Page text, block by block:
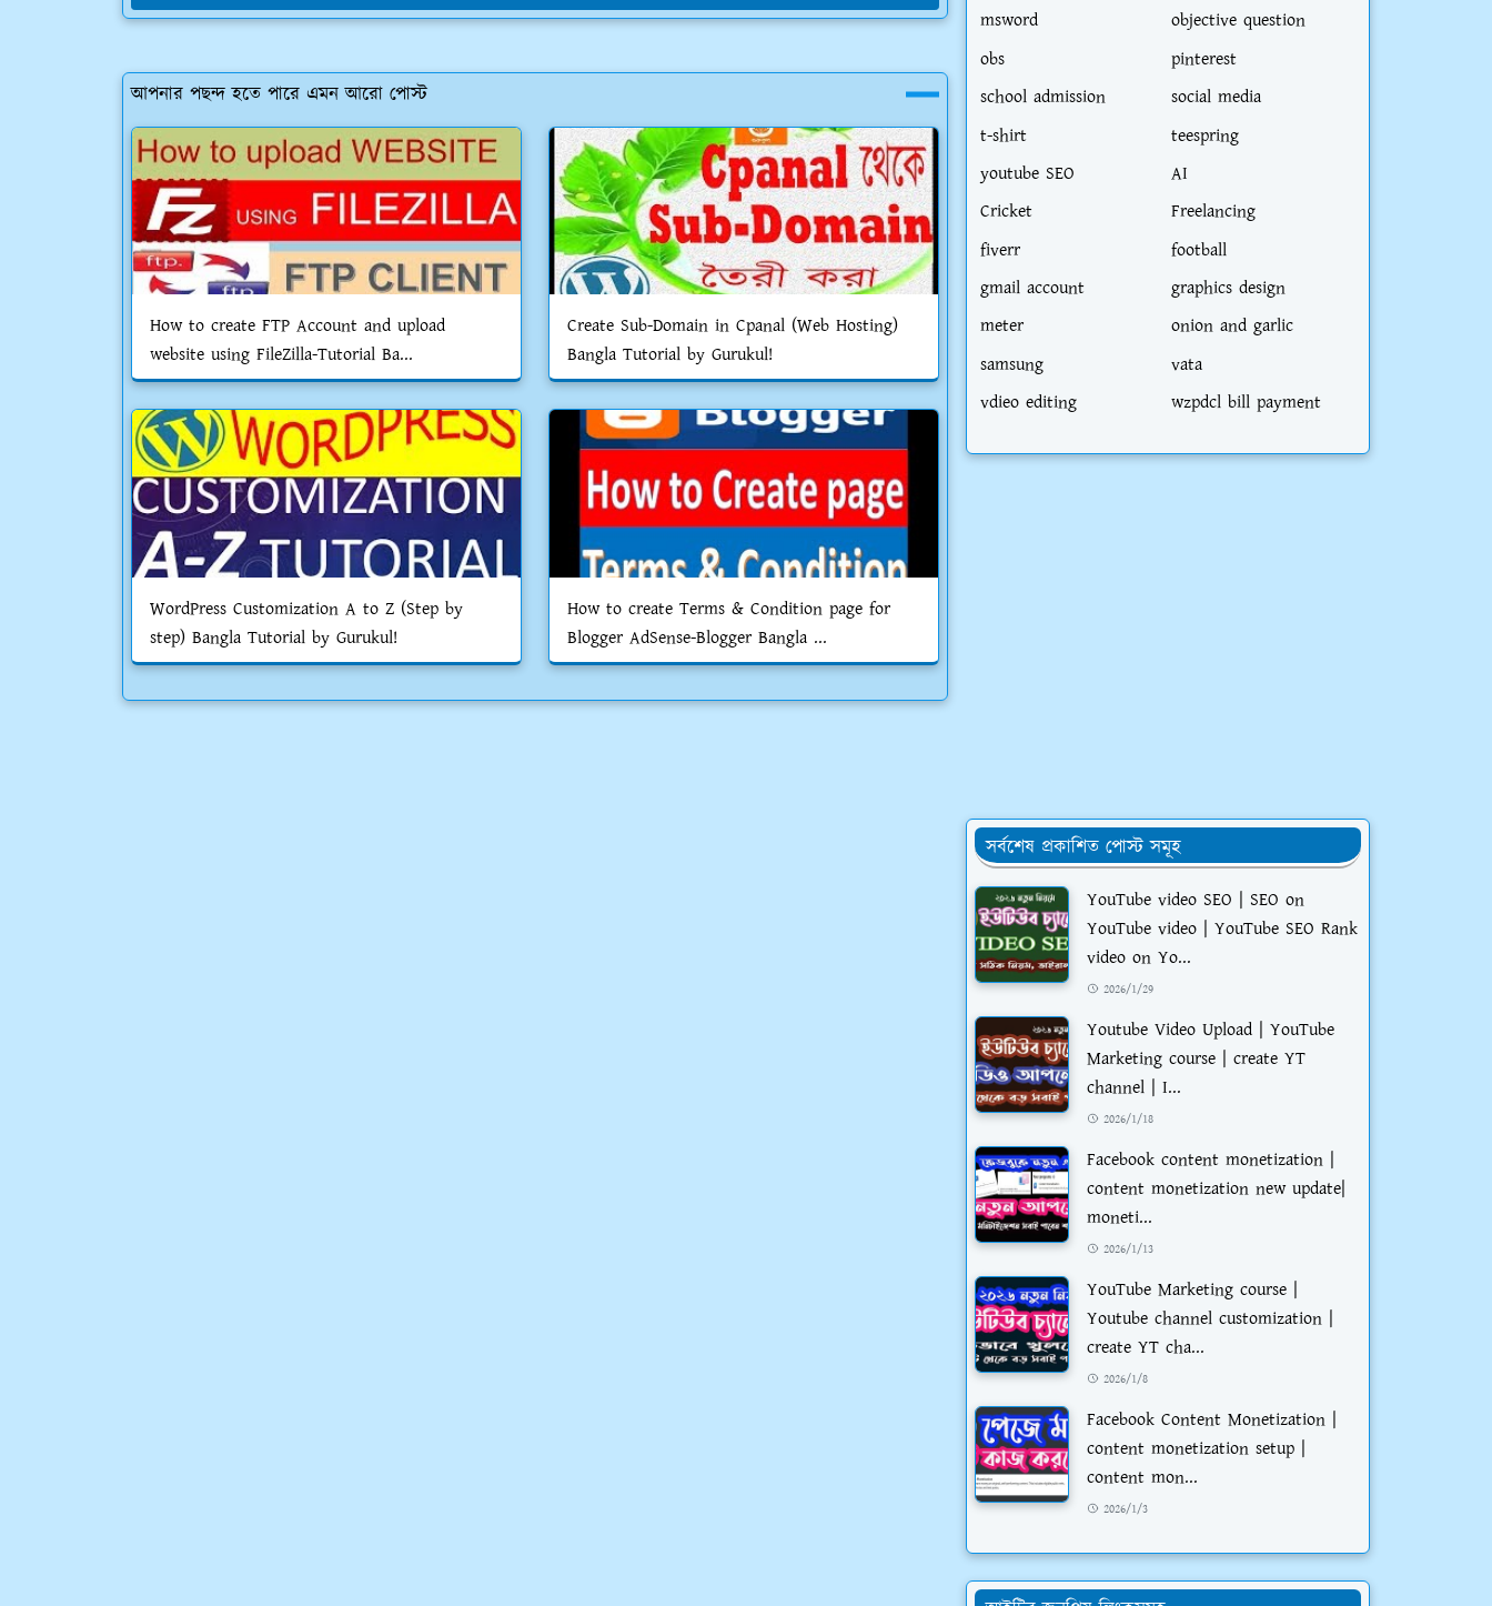
আপনার পছন্দ হতে পারে এমন আরো পোস্ট
How to create FTP Account and upload
website using FileZilla-Tutorial Ba...
Create Sub-Domain in Cpanal (Web Hosting)
Bangla Tutorial by Gurukul!
WordPress Customization A to Z (Step by
step) Bangla Tutorial by Gurukul!
How to create Terms & Condition page for
Blogger AdSense-Blogger Bangla ...
msword
objective question
obs
pinterest
school admission
social media
t-shirt
teespring
youtube SEO
AI
Cricket
Freelancing
fiverr
football
gmail account
graphics design
meter
onion and garlic
samsung
vata
vdieo editing
wzpdcl bill payment
সর্বশেষ প্রকাশিত পোস্ট সমূহ
YouTube video SEO | SEO on
YouTube video | YouTube SEO Rank
video on Yo...
2026/1/29
Youtube Video Upload | YouTube
Marketing course | create YT
channel | I...
2026/1/18
Facebook content monetization |
content monetization new update|
moneti...
2026/1/13
YouTube Marketing course |
Youtube channel customization |
create YT cha...
2026/1/8
Facebook Content Monetization |
content monetization setup |
content mon...
2026/1/3